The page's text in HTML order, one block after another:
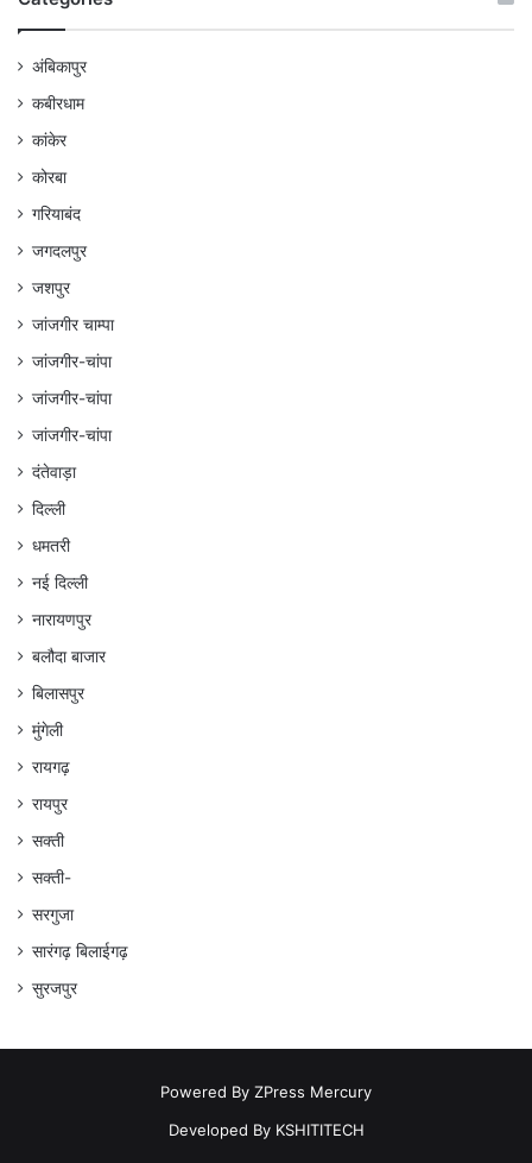
अंबिकापुर
कबीरधाम
कांकेर
कोरबा
गरियाबंद
जगदलपुर
जशपुर
जांजगीर चाम्पा
जांजगीर-चांपा
जांजगीर-चांपा
जांजगीर-चांपा
दंतेवाड़ा
दिल्ली
धमतरी
नई दिल्ली
नारायणपुर
बलौदा बाजार
बिलासपुर
मुंगेली
रायगढ़
रायपुर
सक्ती
सक्ती-
सरगुजा
सारंगढ़ बिलाईगढ़
सुरजपुर
Powered By ZPress Mercury
Developed By KSHITITECH